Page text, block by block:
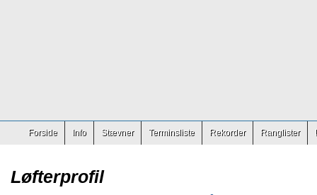
Forside Info Stævner Terminsliste Rekorder Ranglister
Løfterprofil